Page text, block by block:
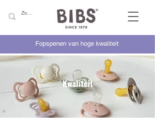
Fopspenen van hoge kwaliteit
Kwaliteit